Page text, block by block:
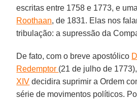
escritas entre 1758 e 1773, e
Roothaan, de 1831. Elas nos
tribulação: a supressão da
De fato, com o breve apostólico
Redemptor (21 de julho de
XIV decidira suprimir a Ordem
série de movimentos políticos.